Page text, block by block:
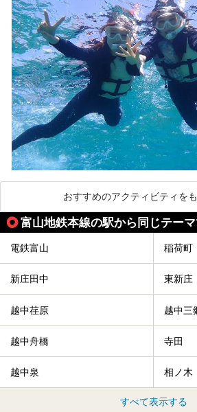
おすすめのアクティビティを
富山地鉄本線の駅から同じテー
電鉄富山 稲荷町
新庄田中 東新庄
越中荏原 越中三
越中舟橋 寺田
越中泉 相ノ木
すべて表示する